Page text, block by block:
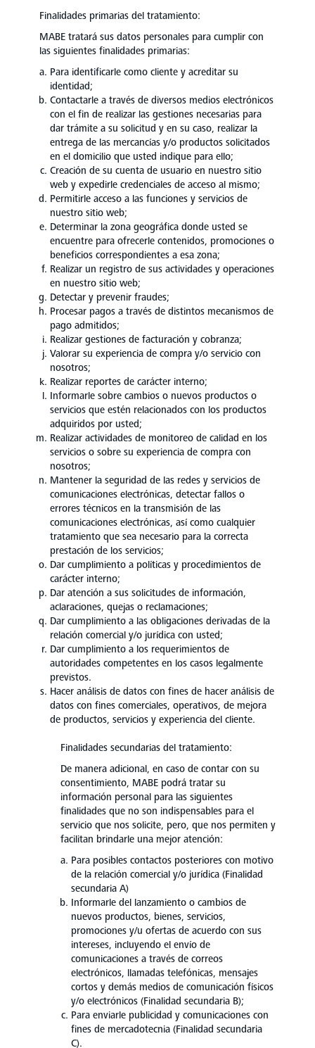
Finalidades primarias del tratamiento:
MABE tratará sus datos personales para cumplir con
las siguientes finalidades primarias:
Para identificarle como cliente y acreditar su
identidad;
Contactarle a través de diversos medios electrónicos
con el fin de realizar las gestiones necesarias para
dar trámite a su solicitud y en su caso, realizar la
entrega de las mercancías y/o productos solicitados
en el domicilio que usted indique para ello;
Creación de su cuenta de usuario en nuestro sitio
web y expedirle credenciales de acceso al mismo;
Permitirle acceso a las funciones y servicios de
nuestro sitio web;
Determinar la zona geográfica donde usted se
encuentre para ofrecerle contenidos, promociones o
beneficios correspondientes a esa zona;
Realizar un registro de sus actividades y operaciones
en nuestro sitio web;
Detectar y prevenir fraudes;
Procesar pagos a través de distintos mecanismos de
pago admitidos;
Realizar gestiones de facturación y cobranza;
Valorar su experiencia de compra y/o servicio con
nosotros;
Realizar reportes de carácter interno;
Informarle sobre cambios o nuevos productos o
servicios que estén relacionados con los productos
adquiridos por usted;
Realizar actividades de monitoreo de calidad en los
servicios o sobre su experiencia de compra con
nosotros;
Mantener la seguridad de las redes y servicios de
comunicaciones electrónicas, detectar fallos o
errores técnicos en la transmisión de las
comunicaciones electrónicas, así como cualquier
tratamiento que sea necesario para la correcta
prestación de los servicios;
Dar cumplimiento a políticas y procedimientos de
carácter interno;
Dar atención a sus solicitudes de información,
aclaraciones, quejas o reclamaciones;
Dar cumplimiento a las obligaciones derivadas de la
relación comercial y/o jurídica con usted;
Dar cumplimiento a los requerimientos de
autoridades competentes en los casos legalmente
previstos.
Hacer análisis de datos con fines de hacer análisis de
datos con fines comerciales, operativos, de mejora
de productos, servicios y experiencia del cliente.
Finalidades secundarias del tratamiento:
De manera adicional, en caso de contar con su
consentimiento, MABE podrá tratar su
información personal para las siguientes
finalidades que no son indispensables para el
servicio que nos solicite, pero, que nos permiten y
facilitan brindarle una mejor atención:
Para posibles contactos posteriores con motivo
de la relación comercial y/o jurídica (Finalidad
secundaria A)
Informarle del lanzamiento o cambios de
nuevos productos, bienes, servicios,
promociones y/u ofertas de acuerdo con sus
intereses, incluyendo el envío de
comunicaciones a través de correos
electrónicos, llamadas telefónicas, mensajes
cortos y demás medios de comunicación físicos
y/o electrónicos (Finalidad secundaria B);
Para enviarle publicidad y comunicaciones con
fines de mercadotecnia (Finalidad secundaria
C).